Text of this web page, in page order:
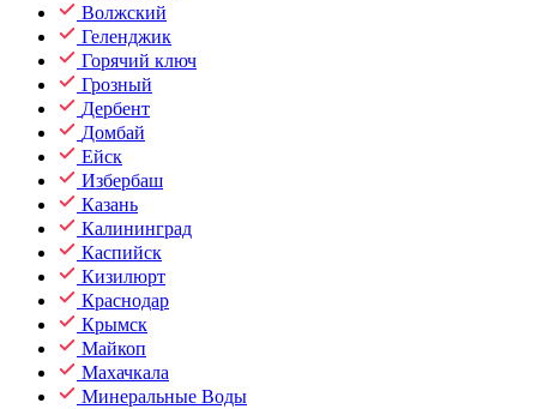
Волжский
Геленджик
Горячий ключ
Грозный
Дербент
Домбай
Ейск
Избербаш
Казань
Калининград
Каспийск
Кизилюрт
Краснодар
Крымск
Майкоп
Махачкала
Минеральные Воды